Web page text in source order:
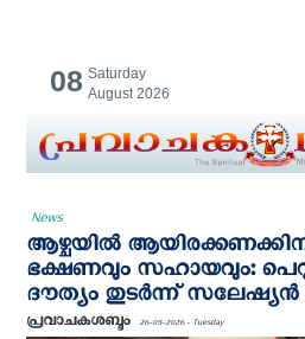
08 Saturday
August 2026
News
ആഴ്ചയിൽ
ഭക്ഷണവും സഹായവും:
ദൗത്യം തുടര്‍ന്ന്
പ്രവാചകശബ്ദം 26-05-2026 - Tuesday